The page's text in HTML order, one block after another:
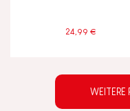
24,99 €
WEITERE